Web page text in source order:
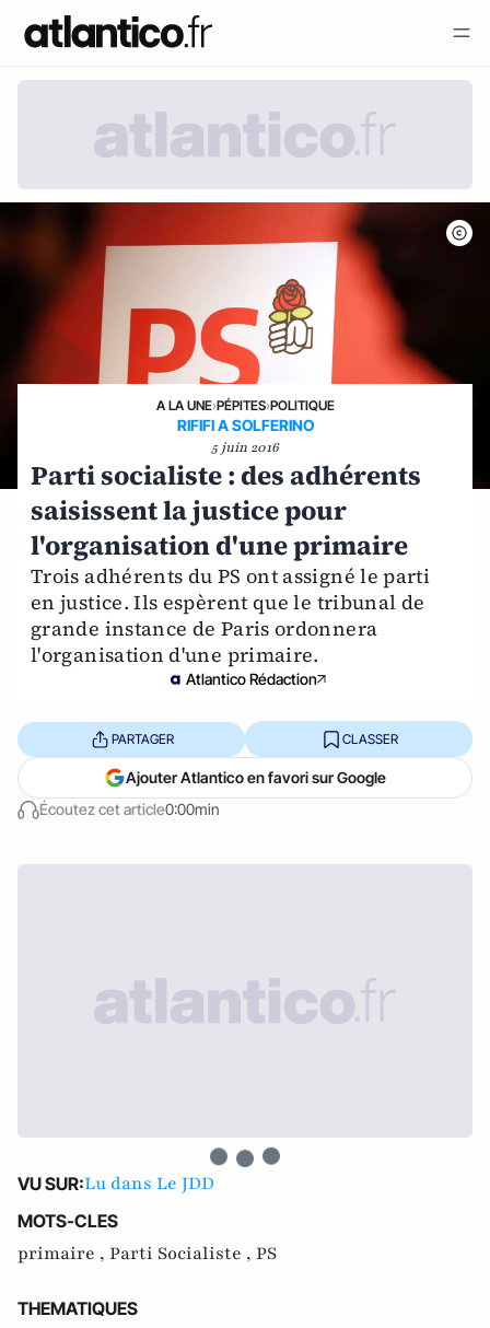
A LA UNE›PÉPITES›POLITIQUE
RIFIFI A SOLFERINO
5 juin 2016
Parti socialiste : des adhérents
saisissent la justice pour
l'organisation d'une primaire
Trois adhérents du PS ont assigné le parti
en justice. Ils espèrent que le tribunal de
grande instance de Paris ordonnera
l'organisation d'une primaire.
Atlantico Rédaction
Écoutez cet article0:00min
PARTAGER CLASSER
Ajouter Atlantico en favori sur Google
VU SUR:Lu dans Le JDD
MOTS-CLES
primaire , Parti Socialiste , PS
THEMATIQUES